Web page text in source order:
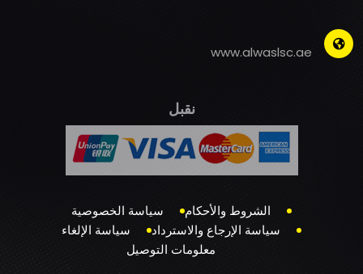
www.alwaslsc.ae
نقبل
الشروط والأحكام
سياسة الخصوصية
سياسة الإرجاع والاسترداد
سياسة الإلغاء
معلومات التوصيل